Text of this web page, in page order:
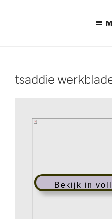
tsaddie
Bekijk in